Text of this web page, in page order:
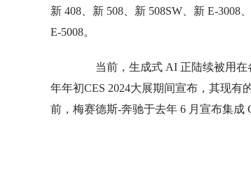
新 408、新 508、新 508SW、新 E-3008
E-5008。
当前，生成式 AI 正陆续被用在
年年初CES 2024大展期间宣布，其现有
前，梅赛德斯-奔驰于去年 6 月宣布集成